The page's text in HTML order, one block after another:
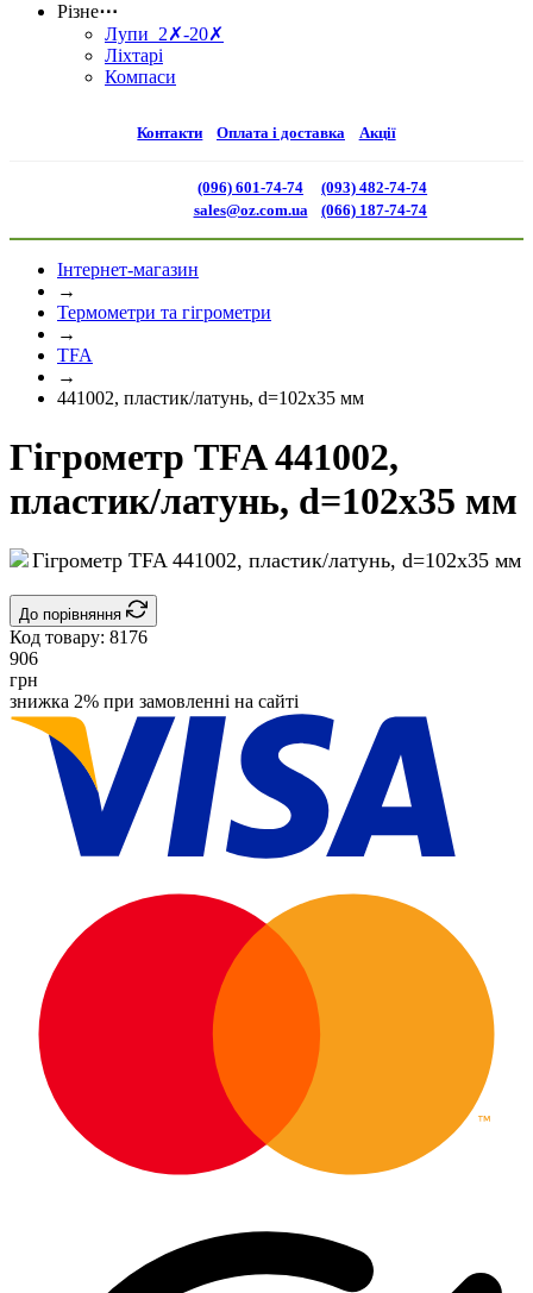
Різне⋯
Лупи 2✗-20✗
Ліхтарі
Компаси
Контакти Оплата і доставка Акції
(096) 601-74-74
sales@oz.com.ua
(093) 482-74-74
(066) 187-74-74
Інтернет-магазин
→
Термометри та гігрометри
→
TFA
→
441002, пластик/латунь, d=102х35 мм
Гігрометр TFA 441002,
пластик/латунь, d=102х35 мм
До порівняння
Код товару: 8176
906
грн
знижка 2% при замовленні на сайті